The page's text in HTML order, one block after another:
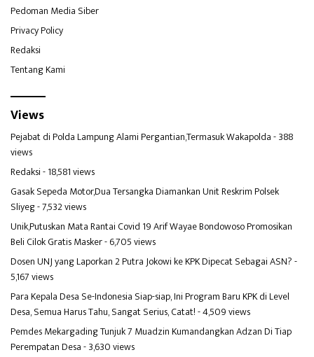
Pedoman Media Siber
Privacy Policy
Redaksi
Tentang Kami
Views
Pejabat di Polda Lampung Alami Pergantian,Termasuk Wakapolda- 388
views
Redaksi- 18,581 views
Gasak Sepeda Motor,Dua Tersangka Diamankan Unit Reskrim Polsek
Sliyeg- 7,532 views
Unik,Putuskan Mata Rantai Covid 19 Arif Wayae Bondowoso Promosikan
Beli Cilok Gratis Masker- 6,705 views
Dosen UNJ yang Laporkan 2 Putra Jokowi ke KPK Dipecat Sebagai ASN?-
5,167 views
Para Kepala Desa Se-Indonesia Siap-siap, Ini Program Baru KPK di Level
Desa, Semua Harus Tahu, Sangat Serius, Catat!- 4,509 views
Pemdes Mekargading Tunjuk 7 Muadzin Kumandangkan Adzan Di Tiap
Perempatan Desa- 3,630 views